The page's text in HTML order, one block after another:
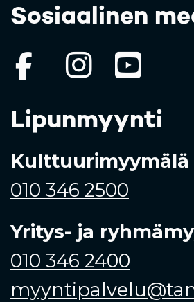
Sosiaalinen
Lipunmyynti
Kulttuurimyymälä
010 346 2500
Yritys- ja
010 346 2400